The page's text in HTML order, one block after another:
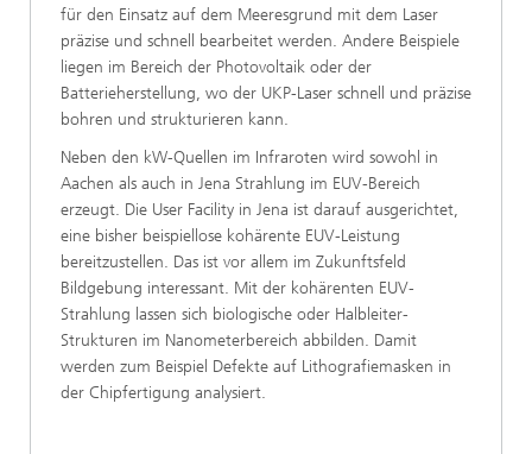
für den Einsatz auf dem Meeresgrund mit dem Laser
präzise und schnell bearbeitet werden. Andere Beispiele
liegen im Bereich der Photovoltaik oder der
Batterieherstellung, wo der UKP-Laser schnell und präzise
bohren und strukturieren kann.
Neben den kW-Quellen im Infraroten wird sowohl in
Aachen als auch in Jena Strahlung im EUV-Bereich
erzeugt. Die User Facility in Jena ist darauf ausgerichtet,
eine bisher beispiellose kohärente EUV-Leistung
bereitzustellen. Das ist vor allem im Zukunftsfeld
Bildgebung interessant. Mit der kohärenten EUV-
Strahlung lassen sich biologische oder Halbleiter-
Strukturen im Nanometerbereich abbilden. Damit
werden zum Beispiel Defekte auf Lithografiemasken in
der Chipfertigung analysiert.